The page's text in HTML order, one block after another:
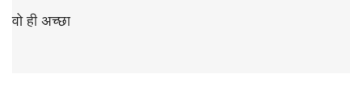
वो ही अच्छा